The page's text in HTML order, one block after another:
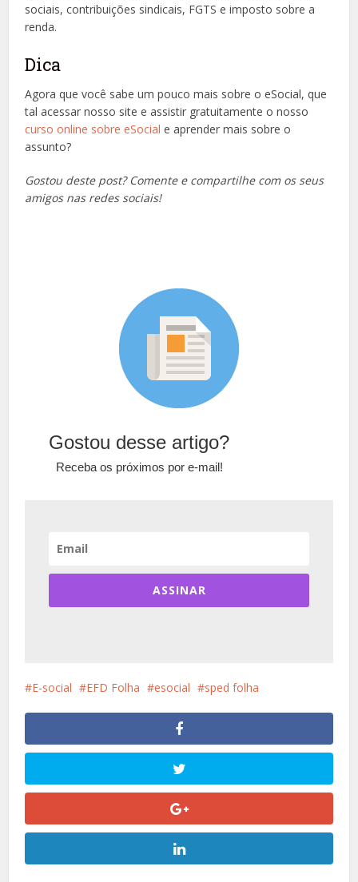
sociais, contribuições sindicais, FGTS e imposto sobre a
renda.
Dica
Agora que você sabe um pouco mais sobre o eSocial, que
tal acessar nosso site e assistir gratuitamente o nosso
curso online sobre eSocial e aprender mais sobre o
assunto?
Gostou deste post? Comente e compartilhe com os seus
amigos nas redes sociais!
Gostou desse artigo?
Receba os próximos por e-mail!
ASSINAR
E-social EFD Folha esocial sped folha